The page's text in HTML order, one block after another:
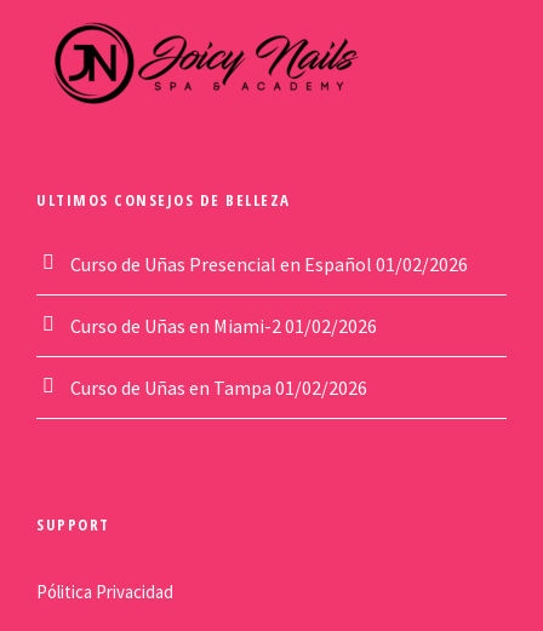
ULTIMOS CONSEJOS DE BELLEZA
Curso de Uñas Presencial en Español 01/02/2026
Curso de Uñas en Miami-2 01/02/2026
Curso de Uñas en Tampa 01/02/2026
SUPPORT
Pólitica Privacidad